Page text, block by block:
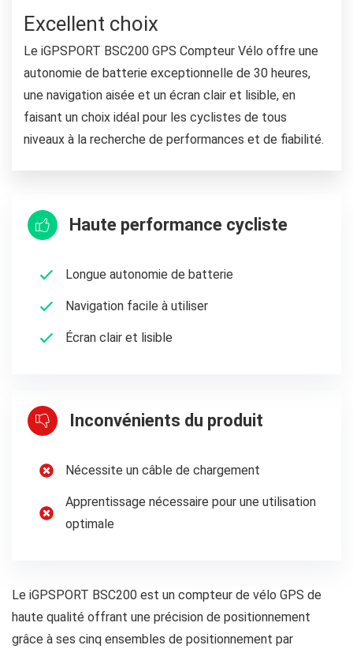
Excellent choix
Le iGPSPORT BSC200 GPS Compteur Vélo offre une
autonomie de batterie exceptionnelle de 30 heures,
une navigation aisée et un écran clair et lisible, en
faisant un choix idéal pour les cyclistes de tous
niveaux à la recherche de performances et de fiabilité.
Haute performance cycliste
Longue autonomie de batterie
Navigation facile à utiliser
Écran clair et lisible
Inconvénients du produit
Nécessite un câble de chargement
Apprentissage nécessaire pour une utilisation
optimale
Le iGPSPORT BSC200 est un compteur de vélo GPS de
haute qualité offrant une précision de positionnement
grâce à ses cinq ensembles de positionnement par